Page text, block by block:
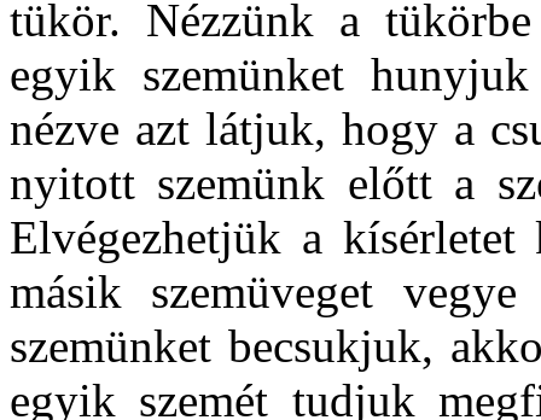
tükör. Nézzünk a
egyik szemünket
nézve azt látjuk, hogy a
nyitott szemünk előtt a
Elvégezhetjük a
másik szemüveget
szemünket becsukjuk,
egyik szemét tudjuk